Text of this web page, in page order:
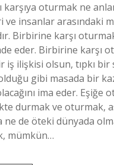
karşıya oturmak ne
ve insanlar arasındaki
Birbirine karşı
eder. Birbirine karşı
iş ilişkisi olsun, tıpkı bir
gibi masada bir
ima eder. Eşiğe
durmak ve oturmak,
ne de öteki dünyada
mümkün…